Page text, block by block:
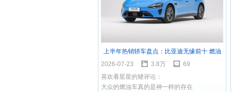
上半年热销轿车盘点：比亚迪无缘前十 燃油
车依然是主力？
2026-07-23 3.8万
69
喜欢看星星的猪评论：
大众的燃油车真的是神一样的存在